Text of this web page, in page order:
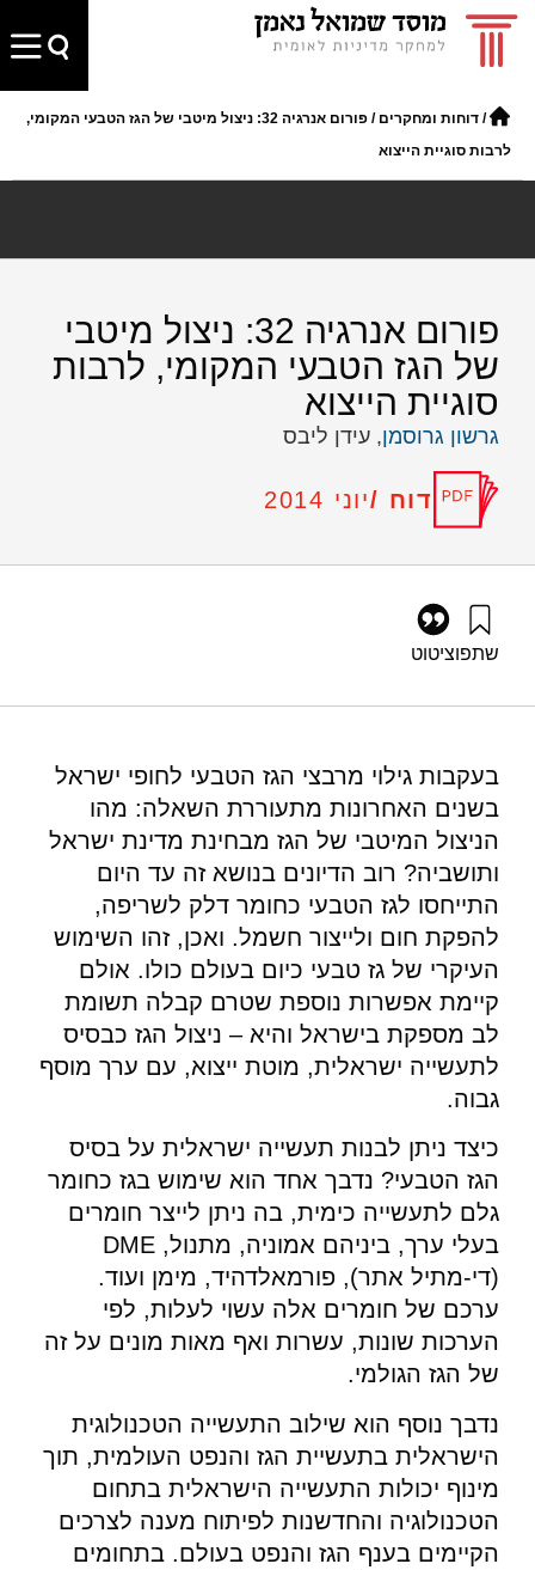
/ דוחות ומחקרים /
פורום אנרגיה 32: ניצול מיטבי של הגז הטבעי המקומי,
לרבות סוגיית הייצוא
פורום אנרגיה 32: ניצול מיטבי
של הגז הטבעי המקומי, לרבות
סוגיית הייצוא
גרשון גרוסמן, עידן ליבס
דוח /יוני 2014
שתפוציטוט
בעקבות גילוי מרבצי הגז הטבעי לחופי ישראל
בשנים האחרונות מתעוררת השאלה: מהו
הניצול המיטבי של הגז מבחינת מדינת ישראל
ותושביה? רוב הדיונים בנושא זה עד היום
התייחסו לגז הטבעי כחומר דלק לשריפה,
להפקת חום ולייצור חשמל. ואכן, זהו השימוש
העיקרי של גז טבעי כיום בעולם כולו. אולם
קיימת אפשרות נוספת שטרם קבלה תשומת
לב מספקת בישראל והיא – ניצול הגז כבסיס
לתעשייה ישראלית, מוטת ייצוא, עם ערך מוסף
גבוה.
כיצד ניתן לבנות תעשייה ישראלית על בסיס
הגז הטבעי? נדבך אחד הוא שימוש בגז כחומר
גלם לתעשייה כימית, בה ניתן לייצר חומרים
בעלי ערך, ביניהם אמוניה, מתנול, DME
(די-מתיל אתר), פורמאלדהיד, מימן ועוד.
ערכם של חומרים אלה עשוי לעלות, לפי
הערכות שונות, עשרות ואף מאות מונים על זה
של הגז הגולמי.
נדבך נוסף הוא שילוב התעשייה הטכנולוגית
הישראלית בתעשיית הגז והנפט העולמית, תוך
מינוף יכולות התעשייה הישראלית בתחום
הטכנולוגיה והחדשנות לפיתוח מענה לצרכים
הקיימים בענף הגז והנפט בעולם. בתחומים